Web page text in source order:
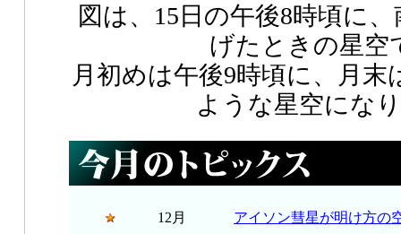
図は、15日の午後8時頃に
げたときの星空
月初めは午後9時頃に、月末
ような星空にな
12月
アイソン彗星が明け方の